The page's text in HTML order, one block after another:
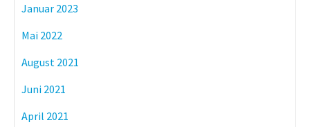
Januar 2023
Mai 2022
August 2021
Juni 2021
April 2021